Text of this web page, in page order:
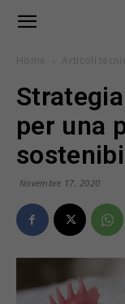
Home Articoli tecnici
per una
Novembre 17, 2020